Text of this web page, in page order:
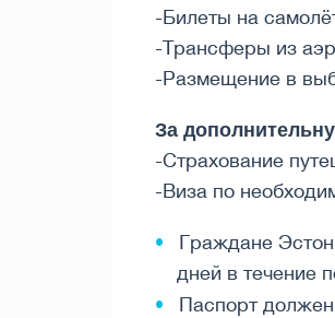
-Билеты на
-Трансферы из
-Размещение в
За
-Страхование
-Виза по
Граждане
дней в течение
Паспорт